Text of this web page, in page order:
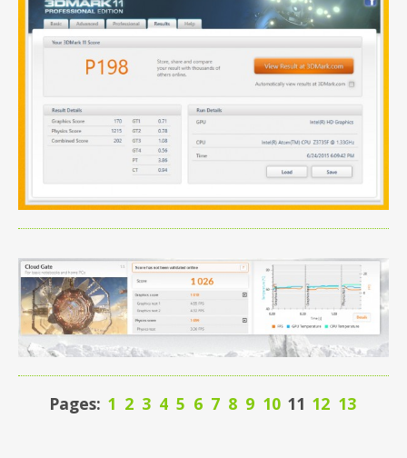
Pages: 1 2 3 4 5 6 7 8 9 10 11 12 13